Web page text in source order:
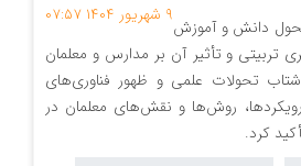
۹ شهریور ۱۴۰۴ ۰۷:۵۷
دانش و آموزش
تربیتی و تأثیر آن بر مدارس و معلمان
شتاب تحولات علمی و ظهور فناوری‌های
رویکردها، روش‌ها و نقش‌های معلمان در
کرد.